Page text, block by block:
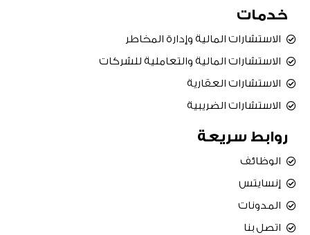
خدمات
الاستشارات المالية وإدارة المخاطر
الاستشارات المالية والتعاملية للشركات
الاستشارات العقارية
الاستشارات الضريبية
روابط سريعة
الوظائف
إنسايتس
المدونات
اتصل بنا